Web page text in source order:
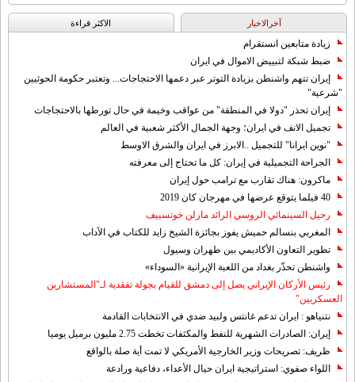
آخرالاخبار الاکثر قراءة
زيادة متابعين انستقرام
ضبط شبكة لتبييض الاموال في ايران
إيران تتهم واشنطن بزيادة التوتر عبر دعمها الاحتجاجات... وتعتبر حكومة الحوثيين
"شرعية"
إيران تحذر "دولا في المنطقة" من عواقب وخيمة في حال تورطها بالاحتجاجات
تجميل الانف في ايران؛ وجهة الجمال الأكثر شعبية في العالم
"نوين ايرانا" للتجميل ..الابرز في ايران والشرق الاوسط
الجراحة التجميلية في إيران: كل ما تحتاج إلى معرفته
ماكرون: هناك تقارب مع ترامب حول إيران
40 فيلما يتوقع عرضها في مهرجان كان 2019
رحيل السينمائي الروسي الرائد مارلن خوتسييف
المغربي بنسالم حميش يفوز بجائزة الشيخ زايد للكتاب في الآداب
تطوير التعاون الأكاديمي بين طهران وسيول
واشنطن تحذّر بغداد من اللعبة الإيرانية «السوداء»
رئيس الأركان الإيراني يصل إلى دمشق للقيام بجولة تفقدية لـ"المستشارين
العسكريين"
نتنياهو : ايران تدعم غانتس ولبيد ضدي في الانتخابات القادمة
إيران: الصادرات الشهریة للنفط والمكثفات تخطت 2.75 مليون برميل يوميا
ظريف: تصريحات وزير الخارجية الأمريكي لا تمت أية صلة بالواقع
اللواء صفوي: استراتيجية ايران حيال الأعداء، دفاعية ورادعة